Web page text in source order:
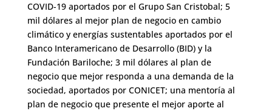
COVID-19 aportados por el Grupo San Cristobal; 5
mil dólares al mejor plan de negocio en cambio
climático y energías sustentables aportados por el
Banco Interamericano de Desarrollo (BID) y la
Fundación Bariloche; 3 mil dólares al plan de
negocio que mejor responda a una demanda de la
sociedad, aportados por CONICET; una mentoría al
plan de negocio que presente el mejor aporte al